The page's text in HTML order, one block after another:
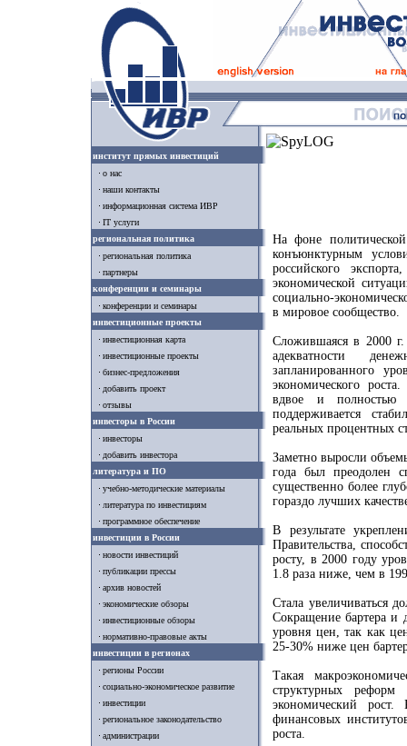
институт прямых инвестиций
о нас
наши контакты
информационная система ИВР
IT услуги
региональная политика
региональная политика
партнеры
конференции и семинары
конференции и семинары
инвестиционные проекты
инвестиционная карта
инвестиционные проекты
бизнес-предложения
добавить проект
отзывы
инвесторы в России
инвесторы
добавить инвестора
литература и ПО
учебно-методические материалы
литература по инвестициям
программное обеспечение
инвестиции в России
новости инвестиций
публикации прессы
архив новостей
экономические обзоры
инвестиционные обзоры
нормативно-правовые акты
инвестиции в регионах
регионы России
социально-экономическое развитие
инвестиции
региональное законодательство
администрации
На фоне
конъюнктурным
российского
экономической
социально-
в мировое сообщество.
Сложившаяся в 2000 г.
адекватности
запланированного
экономического
вдвое и полностью
поддерживается
реальных процентных
Заметно выросли
года был преодолен
существенно более
гораздо лучших
В результате
Правительства,
росту, в 2000 году
1.8 раза ниже, чем в
Стала увеличиваться
Сокращение бартера
уровня цен, так как
25-30% ниже цен
Такая
структурных реформ
экономический
финансовых
роста.